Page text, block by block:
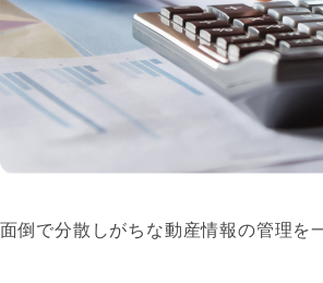
面倒で分散しがちな動産情報の管理を